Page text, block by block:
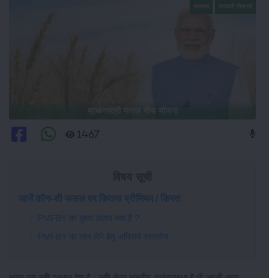
1467
जानें कौन-सी फसल पर कितना प्रीमियम / किस्त
PMFBY का मुख्य उद्देश्य क्या है ?
PMFBY का लाभ लेने हेतु अनिवार्य दस्तावेज